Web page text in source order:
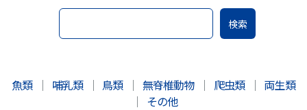
検索
魚類 ｜ 哺乳類 ｜ 鳥類 ｜ 無脊椎動物 ｜ 爬虫類 ｜ 両生類
｜ その他